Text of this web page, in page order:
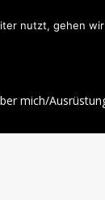
mich/
nutzt, gehen